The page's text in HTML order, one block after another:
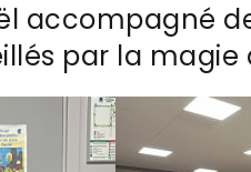
accompagné
par la magie